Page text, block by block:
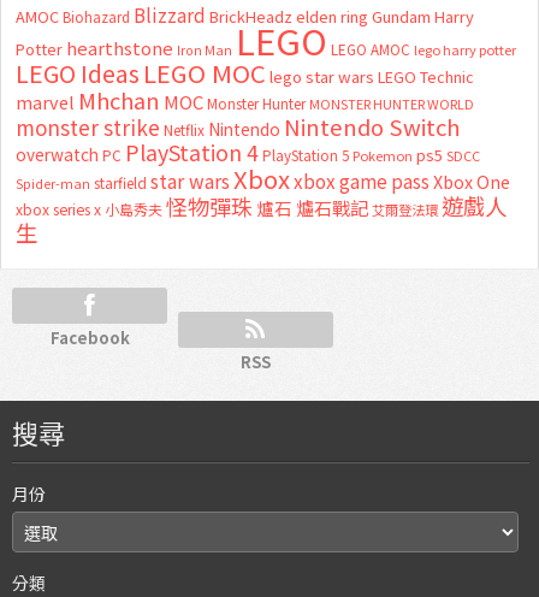
AMOC Biohazard Blizzard BrickHeadz elden ring Gundam Harry
Potter hearthstone Iron Man LEGO LEGO AMOC lego harry potter
LEGO Ideas LEGO MOC lego star wars LEGO Technic
marvel Mhchan MOC Monster Hunter MONSTER HUNTER WORLD
monster strike Netflix Nintendo Nintendo Switch
overwatch PC PlayStation 4 PlayStation 5 Pokemon ps5 SDCC
Spider-man starfield star warsXboxxbox game passXbox One
xbox series x 小島秀夫怪物彈珠 爐石 爐石戰記艾爾登法環 遊戲人
生
Facebook
RSS
搜尋
月份
分類